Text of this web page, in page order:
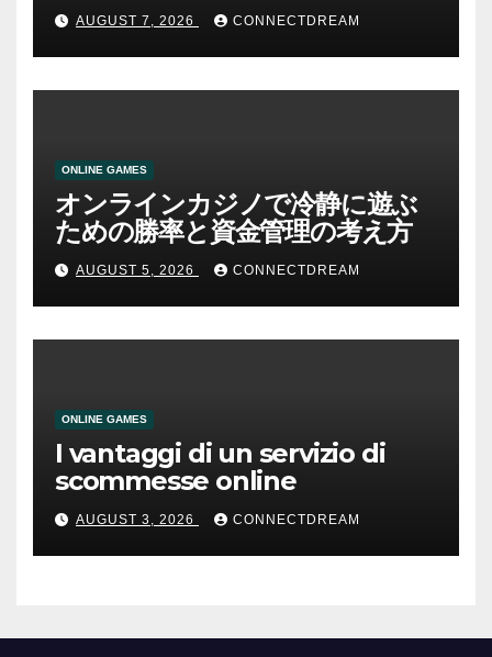
AUGUST 7, 2026 CONNECTDREAM
ONLINE GAMES
オンラインカジノで冷静に遊ぶ
ための勝率と資金管理の考え方
AUGUST 5, 2026 CONNECTDREAM
ONLINE GAMES
I vantaggi di un servizio di
scommesse online
AUGUST 3, 2026 CONNECTDREAM